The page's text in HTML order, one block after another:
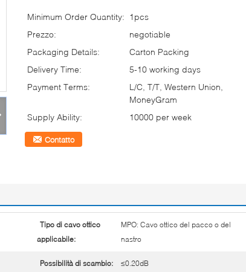
Minimum Order Quantity: 1pcs
Prezzo:
negotiable
Packaging Details:
Carton Packing
Delivery Time:
5-10 working days
Payment Terms:
L/C, T/T, Western Union,
MoneyGram
Supply Ability:
10000 per week
Contatto
Tipo di cavo ottico
applicabile:
MPO: Cavo ottico del pacco o del
nastro
Possibilità di scambio: ≤0.20dB